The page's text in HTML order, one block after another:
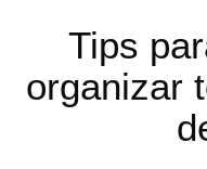
Tips
organizar